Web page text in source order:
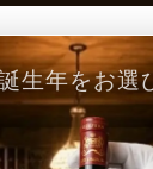
生年をお選